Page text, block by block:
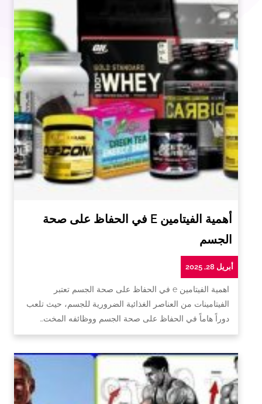
أهمية الفيتامين E في الحفاظ على صحة
الجسم
أبريل 28, 2025
اهمية الفيتامين e في الحفاظ على صحة الجسم تعتبر
الفيتامينات من العناصر الغذائية الضرورية للجسم، حيث تلعب
دوراً هاماً في الحفاظ على صحة الجسم ووظائفه المخت…